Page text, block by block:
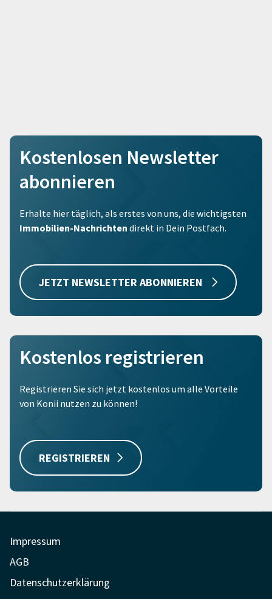
Kostenlosen Newsletter
abonnieren
Erhalte hier täglich, als erstes von uns, die wichtigsten
Immobilien-Nachrichten direkt in Dein Postfach.
JETZT NEWSLETTER ABONNIEREN
Kostenlos registrieren
Registrieren Sie sich jetzt kostenlos um alle Vorteile
von Konii nutzen zu können!
REGISTRIEREN
Impressum
AGB
Datenschutzerklärung